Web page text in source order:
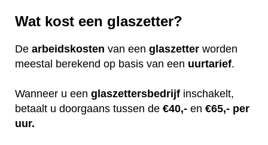
Wat kost een glaszetter?
De arbeidskosten van een glaszetter worden
meestal berekend op basis van een uurtarief.
Wanneer u een glaszettersbedrijf inschakelt,
betaalt u doorgaans tussen de €40,- en €65,- per
uur.